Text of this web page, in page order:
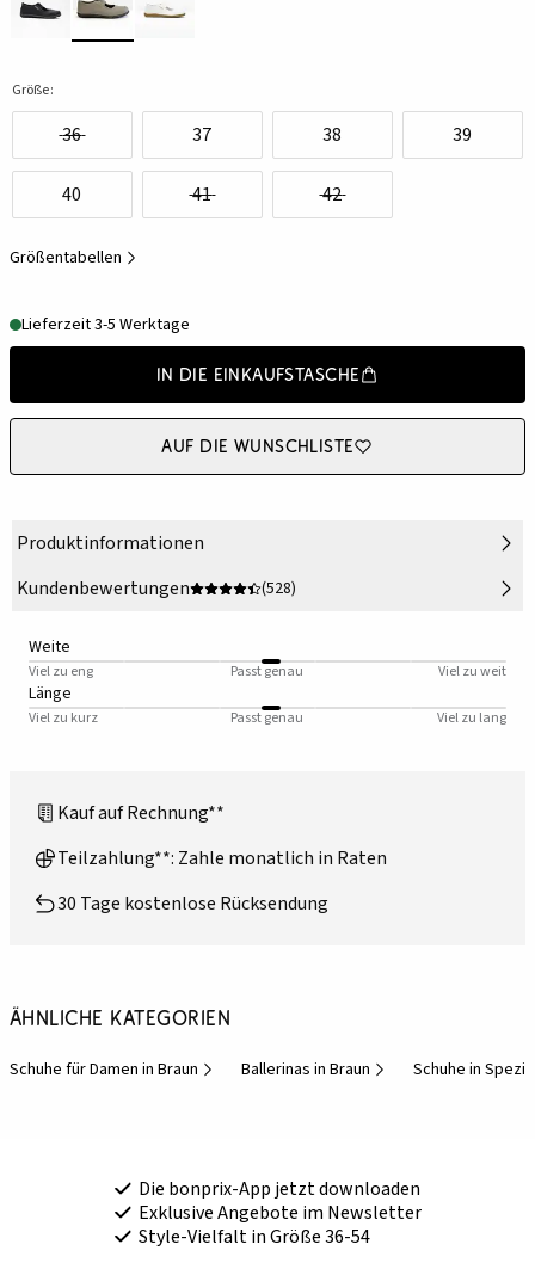
Größe:
36 37 38 39
40 41 42
Größentabellen
Lieferzeit 3-5 Werktage
In die Einkaufstasche
Auf die Wunschliste
Produktinformationen
Kundenbewertungen
(528)
Weite
Viel zu eng Passt genau Viel zu weit
Länge
Viel zu kurz Passt genau Viel zu lang
Kauf auf Rechnung**
Teilzahlung**: Zahle monatlich in Raten
30 Tage kostenlose Rücksendung
Ähnliche Kategorien
Schuhe für Damen in Braun Ballerinas in Braun Schuhe in
Die bonprix-App jetzt downloaden
Exklusive Angebote im Newsletter
Style-Vielfalt in Größe 36-54